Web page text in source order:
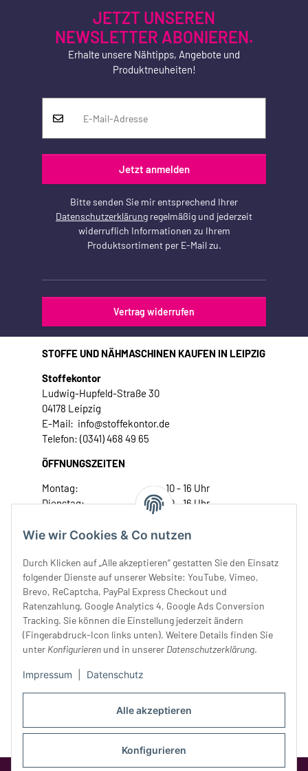
Alle akzeptieren
Konfigurieren
Wie wir Cookies & Co nutzen
Durch Klicken auf „Alle akzeptieren“ gestatten Sie den Einsatz
folgender Dienste auf unserer Website: YouTube, Vimeo,
Brevo, ReCaptcha, PayPal Express Checkout und
Ratenzahlung, Google Analytics 4, Google Ads Conversion
Tracking. Sie können die Einstellung jederzeit ändern
(Fingerabdruck-Icon links unten). Weitere Details finden Sie
unter Konfigurieren und in unserer Datenschutzerklärung.
Impressum Datenschutz
JETZT UNSEREN
NEWSLETTER ABONIEREN.
Erhalte unsere Nähtipps, Angebote und
Produktneuheiten!
Jetzt anmelden
Bitte senden Sie mir entsprechend Ihrer
Datenschutzerklärung regelmäßig und jederzeit
widerruflich Informationen zu Ihrem
Produktsortiment per E-Mail zu.
Vertrag widerrufen
STOFFE UND NÄHMASCHINEN KAUFEN IN LEIPZIG
Stoffekontor
Ludwig-Hupfeld-Straße 30
04178 Leipzig
E-Mail: info@stoffekontor.de
Telefon: (0341) 468 49 65
ÖFFNUNGSZEITEN
Montag:
10 - 16 Uhr
Dienstag:
10 - 16 Uhr
Donnerstag:
10 - 18 Uhr
Samstag:
10 - 14 Uhr
Unser Service
Rechtliches